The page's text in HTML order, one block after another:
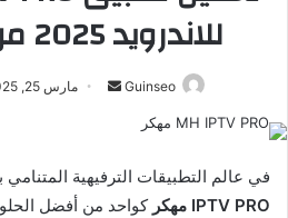
للاندرويد 2025 من ميديا فاير
Guinseo
أرسلمارس 25, 2025
في عالم التطبيقات الترفيهية
IPTV PRO مهكر
كواحد من أفضل